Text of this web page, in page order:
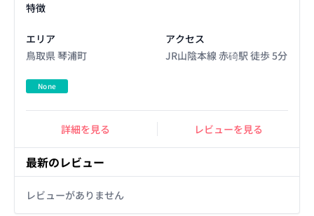
特徴
エリア
鳥取県 琴浦町
アクセス
JR山陰本線 赤碕駅 徒歩 5分
None
詳細を見る レビューを見る
最新のレビュー
レビューがありません